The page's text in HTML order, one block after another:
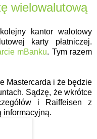
wielowalutową
kantor walotowy
karty płatniczej.
mBanku. Tym razem
Mastercarda i że będzie
Sądzę, że wkrótce
i Raiffeisen z
informacyjną.